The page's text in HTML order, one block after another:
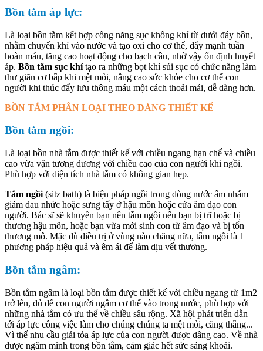
Bồn tắm áp lực:
Là loại bồn tắm kết hợp công năng sục không khí từ dưới đáy bồn,
nhằm chuyển khí vào nước và tạo oxi cho cơ thể, đẩy mạnh tuần
hoàn máu, tăng cao hoạt động cho bạch cầu, nhờ vậy ổn định huyết
áp. Bồn tắm sục khítạo ra những bọt khí sủi sục có chức năng làm
thư giãn cơ bắp khi mệt mỏi, nâng cao sức khỏe cho cơ thể con
người khi thúc đẩy lưu thông máu một cách thoải mái, dễ dàng hơn.
BỒN TẮM PHÂN LOẠI THEO DÁNG THIẾT KẾ
Bồn tắm ngồi:
Là loại bồn nhà tắm được thiết kế với chiều ngang hạn chế và chiều
cao vừa vặn tương đương với chiều cao của con người khi ngồi.
Phù hợp với diện tích nhà tắm có không gian hẹp.
Tắm ngồi (sitz bath) là biện pháp ngồi trong dòng nước ấm nhằm
giảm đau nhức hoặc sưng tấy ở hậu môn hoặc cửa âm đạo con
người. Bác sĩ sẽ khuyên bạn nên tắm ngồi nếu bạn bị trĩ hoặc bị
thương hậu môn, hoặc bạn vừa mới sinh con từ âm đạo và bị tổn
thương mô. Mặc dù điều trị ở vùng nào chăng nữa, tắm ngồi là 1
phương pháp hiệu quả và êm ái để làm dịu vết thương.
Bồn tắm ngâm:
Bồn tắm ngâm là loại bồn tắm được thiết kế với chiều ngang từ 1m2
trở lên, đủ để con người ngâm cơ thể vào trong nước, phù hợp với
những nhà tắm có ưu thế về chiều sâu rộng. Xã hội phát triển dẫn
tới áp lực công việc làm cho chúng chúng ta mệt mỏi, căng thẳng...
Vì thế nhu cầu giải tỏa áp lực của con người được dâng cao. Về nhà
được ngâm mình trong bồn tắm, cảm giác hết sức sảng khoái.